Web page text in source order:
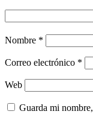
Nombre *
Correo electrónico *
Web
Guarda mi